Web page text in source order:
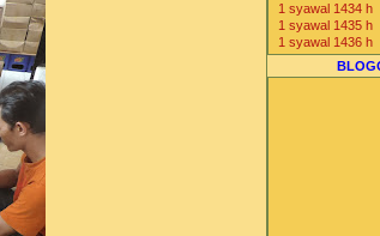
1 syawal 1434 h
1 syawal 1435 h
1 syawal 1436 h
1 syawal 1437 h
1 syawal 1438 h